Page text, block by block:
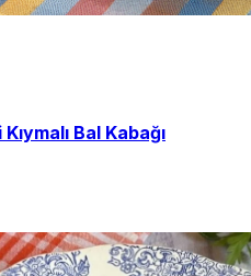
Bal Kabağı